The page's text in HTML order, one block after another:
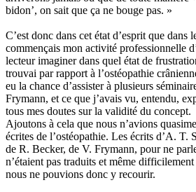
bidon’, on sait que ça ne bouge pas. »
C’est donc dans cet état d’esprit que dans
commençais mon activité professionnelle
lecteur imaginer dans quel état de
trouvai par rapport à l’ostéopathie
eu la chance d’assister à plusieurs
Frymann, et ce que j’avais vu, entendu,
tous mes doutes sur la validité du concept.
Ajoutons à cela que nous n’avions
écrites de l’ostéopathie. Les écrits d’A. T.
de R. Becker, de V. Frymann, pour ne
n’étaient pas traduits et même
nous ne pouvions donc y recourir.